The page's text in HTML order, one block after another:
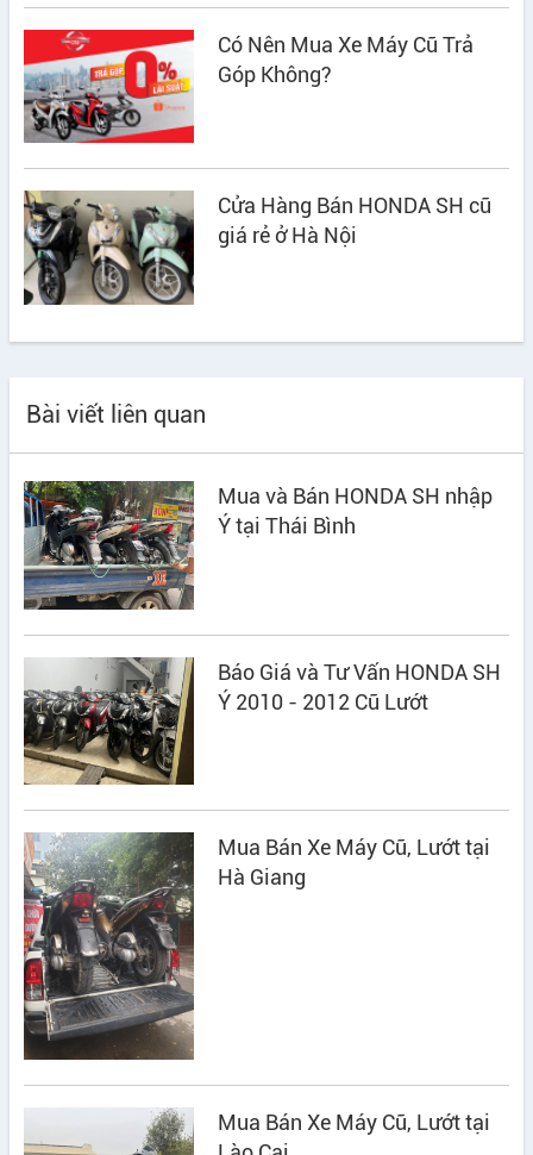
Có Nên Mua Xe Máy Cũ Trả
Góp Không?
Cửa Hàng Bán HONDA SH cũ
giá rẻ ở Hà Nội
Bài viết liên quan
Mua và Bán HONDA SH nhập
Ý tại Thái Bình
Báo Giá và Tư Vấn HONDA SH
Ý 2010 - 2012 Cũ Lướt
Mua Bán Xe Máy Cũ, Lướt tại
Hà Giang
Mua Bán Xe Máy Cũ, Lướt tại